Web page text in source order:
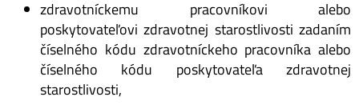
zdravotníckemu pracovníkovi alebo
poskytovateľovi zdravotnej starostlivosti zadaním
číselného kódu zdravotníckeho pracovníka alebo
číselného kódu poskytovateľa zdravotnej
starostlivosti,